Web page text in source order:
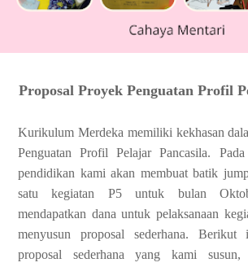
Proposal Proyek Penguatan Profil
Kurikulum Merdeka memiliki kekhasan
Penguatan Profil Pelajar Pancasila.
pendidikan kami akan membuat batik
satu kegiatan P5 untuk bulan
mendapatkan dana untuk pelaksanaan
menyusun proposal sederhana.
proposal sederhana yang kami susun,